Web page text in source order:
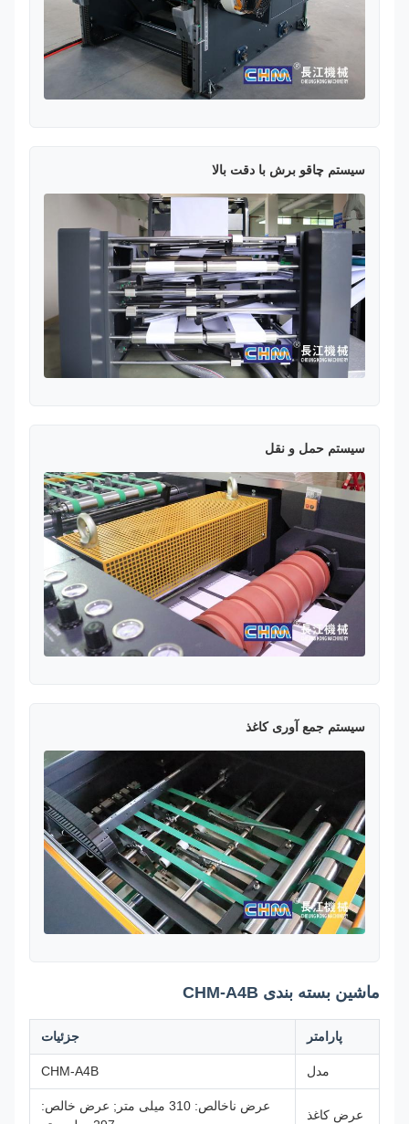
سیستم چاقو برش با دقت بالا
سیستم حمل و نقل
سیستم جمع آوری کاغذ
ماشین بسته بندی CHM-A4B
پارامتر جزئیات
CHM-A4B
عرض کاغذ
عرض ناخالص: 310 میلی متر; عرض خالص: